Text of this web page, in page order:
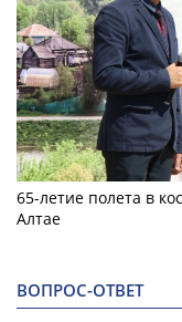
65-летие полета в
Алтае
ВОПРОС-ОТВЕТ